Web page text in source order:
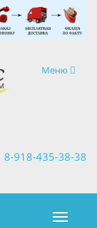
Навигация
Меню
8-918-435-38-38
×